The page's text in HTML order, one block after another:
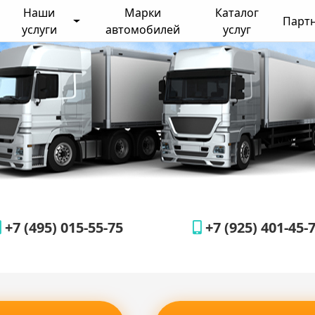
Наши
услуги
Марки
автомобилей
Каталог
услуг
+7 (495) 015-55-75 +7 (925) 401-45-